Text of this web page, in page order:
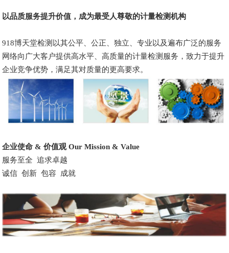
以品质服务提升价值，成为最受人尊敬的计量检测机构
918博天堂检测以其公平、公正、独立、专业以及遍布广泛的服务
网络向广大客户提供高水平、高质量的计量检测服务，致力于提升
企业竞争优势，满足其对质量的更高要求。
企业使命 & 价值观 Our Mission & Value
服务至全 追求卓越
诚信 创新 包容 成就